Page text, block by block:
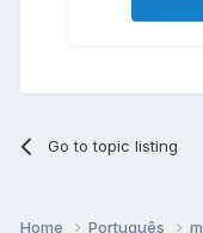
Go to topic listing
Home Português